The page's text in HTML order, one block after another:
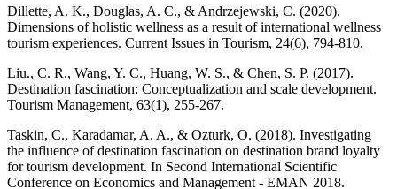
Dillette, A. K., Douglas, A. C., & Andrzejewski, C. (2020).
Dimensions of holistic wellness as a result of international wellness
tourism experiences. Current Issues in Tourism, 24(6), 794-810.
Liu., C. R., Wang, Y. C., Huang, W. S., & Chen, S. P. (2017).
Destination fascination: Conceptualization and scale development.
Tourism Management, 63(1), 255-267.
Taskin, C., Karadamar, A. A., & Ozturk, O. (2018). Investigating
the influence of destination fascination on destination brand loyalty
for tourism development. In Second International Scientific
Conference on Economics and Management - EMAN 2018.